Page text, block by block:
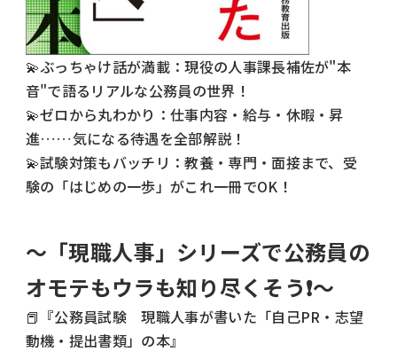
💫ぶっちゃけ話が満載：現役の人事課長補佐が"本
音"で語るリアルな公務員の世界！
💫ゼロから丸わかり：仕事内容・給与・休暇・昇
進……気になる待遇を全部解説！
💫試験対策もバッチリ：教養・専門・面接まで、受
験の「はじめの一歩」がこれ一冊でOK！
～「現職人事」シリーズで公務員の
オモテもウラも知り尽くそう❗️～
📕『公務員試験 現職人事が書いた「自己PR・志望
動機・提出書類」の本』